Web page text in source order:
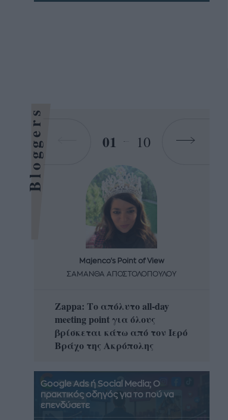
Bloggers 01 10
Majenco's Point of View
ΣΑΜΑΝΘΑ ΑΠΟΣΤΟΛΟΠΟΥΛΟΥ
Zappa: Το απόλυτο all-day
meeting point για όλους
βρίσκεται κάτω από τον Ιερό
Βράχο της Ακρόπολης
Google Ads ή Social Media; Ο
πρακτικός οδηγός για το πού να
επενδύσετε